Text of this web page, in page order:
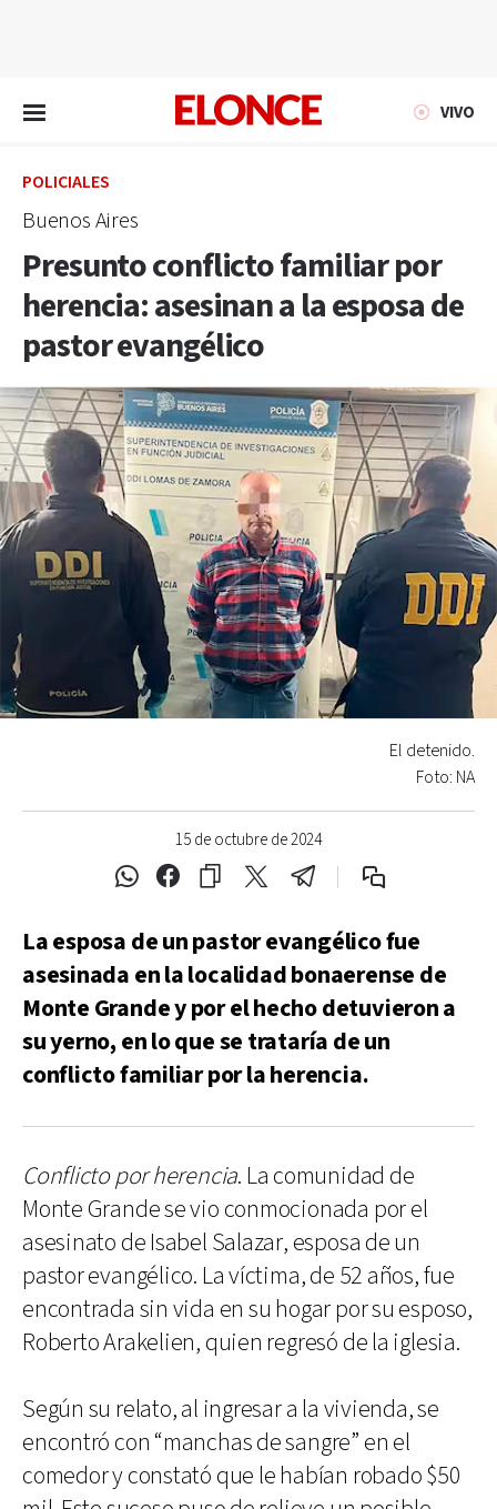
VIVO
POLICIALES
Buenos Aires
Presunto conflicto familiar por
herencia: asesinan a la esposa de
pastor evangélico
15 de octubre de 2024
El detenido.
Foto: NA
La esposa de un pastor evangélico fue
asesinada en la localidad bonaerense de
Monte Grande y por el hecho detuvieron a
su yerno, en lo que se trataría de un
conflicto familiar por la herencia.
Conflicto por herencia. La comunidad de
Monte Grande se vio conmocionada por el
asesinato de Isabel Salazar, esposa de un
pastor evangélico. La víctima, de 52 años, fue
encontrada sin vida en su hogar por su esposo,
Roberto Arakelien, quien regresó de la iglesia.
Según su relato, al ingresar a la vivienda, se
encontró con “manchas de sangre” en el
comedor y constató que le habían robado $50